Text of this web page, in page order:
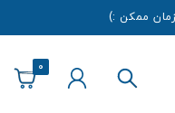
ممکن :)
0